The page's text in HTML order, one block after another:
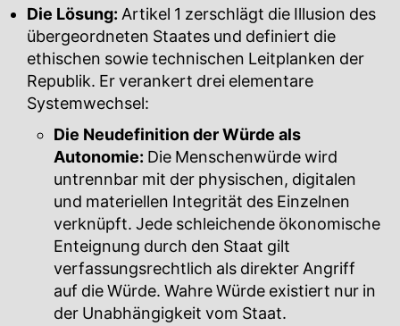
Die Lösung: Artikel 1 zerschlägt die Illusion des
übergeordneten Staates und definiert die
ethischen sowie technischen Leitplanken der
Republik. Er verankert drei elementare
Systemwechsel:
Die Neudefinition der Würde als
Autonomie: Die Menschenwürde wird
untrennbar mit der physischen, digitalen
und materiellen Integrität des Einzelnen
verknüpft. Jede schleichende ökonomische
Enteignung durch den Staat gilt
verfassungsrechtlich als direkter Angriff
auf die Würde. Wahre Würde existiert nur in
der Unabhängigkeit vom Staat.